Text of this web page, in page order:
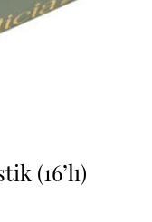
(16’lı)